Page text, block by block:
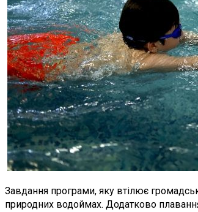
Завдання програми, яку втілює
природних водоймах. Додатково